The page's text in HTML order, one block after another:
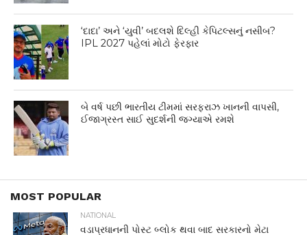
‘દાદા’ અને ‘યુવી’ બદલશે દિલ્હી કેપિટલ્સનું નસીબ?
IPL 2027 પહેલાં મોટો ફેરફાર
બે વર્ષ પછી ભારતીય ટીમમાં સરફરાઝ ખાનની વાપસી,
ઈજાગ્રસ્ત સાઈ સુદર્શની જગ્યાએ રમશે
MOST POPULAR
NATIONAL
વડાપ્રધાનની પોસ્ટ બ્લોક થવા બાદ સરકારનો મેટા